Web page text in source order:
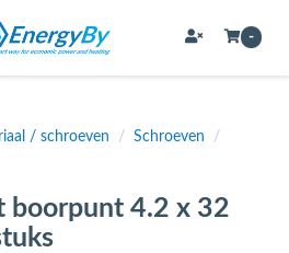
/ schroeven)
-
/ schroeven / Schroeven
/
boorpunt 4.2 x 32